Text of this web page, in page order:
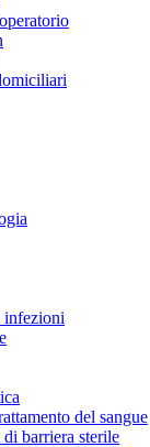
Customer Care,
B. Braun. Visita
infezioni
del sangue
barriera sterile